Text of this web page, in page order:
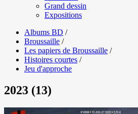
Grand dessin
Expositions
Albums BD /
Broussaille /
Les papiers de Broussaille /
Histoires courtes /
Jeu d'approche
2023 (13)